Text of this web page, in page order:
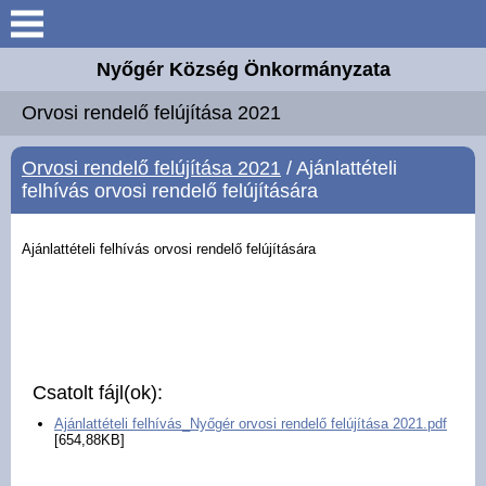
Keresés
Elérhetőségek
Hirdetmények
Választási információk
Hírek
Nyőgér Község Önkormányzata
Orvosi rendelő felújítása 2021
Orvosi rendelő felújítása 2021 / Ajánlattételi
felhívás orvosi rendelő felújítására
Ajánlattételi felhívás orvosi rendelő felújítására
Csatolt fájl(ok):
Ajánlattételi felhívás_Nyőgér orvosi rendelő felújítása 2021.pdf
[654,88KB]